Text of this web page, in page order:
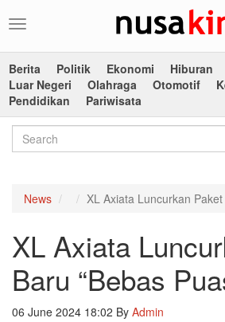
Toggle
Berita
Politik Ekonomi Hiburan
Luar Negeri
Olahraga Otomotif
Pendidikan
Pariwisata
News XL Axiata Luncurkan Paket
XL Axiata
Baru “Bebas
06 June 2024 18:02 By Admin